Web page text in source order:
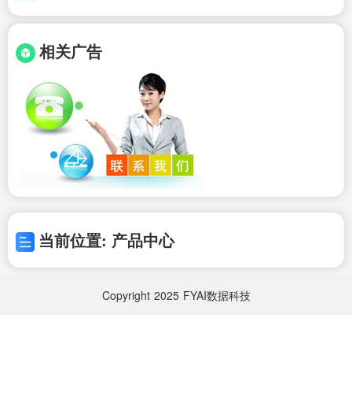
相关广告
当前位置: 产品中心
Copyright 2025 FYAI数据科技